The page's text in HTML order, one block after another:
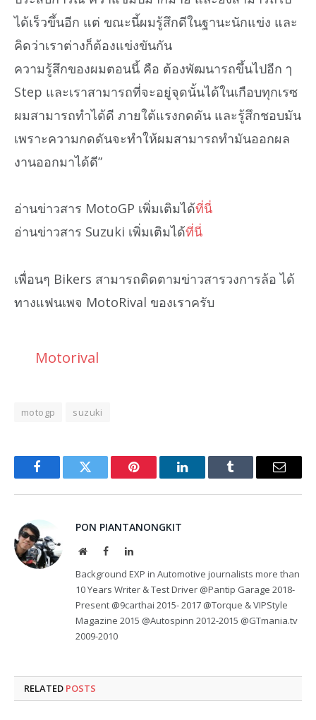
ได้เร็วขึ้นอีก แต่ ขณะนี้ผมรู้สึกดีในฐานะนักแข่ง และ
คิดว่าเราต่างก็ต้องแข่งขันกัน
ความรู้สึกของผมตอนนี้ คือ ต้องพัฒนารถขึ้นไปอีก ๅ
Step และเราสามารถที่จะอยู่จุดนั้นได้ในเกือบทุกเรซ
ผมสามารถทำได้ดี ภายใต้แรงกดดัน และรู้สึกชอบมัน
เพราะความกดดันจะทำให้ผมสามารถทำมันออกผล
งานออกมาได้ดี”
อ่านข่าวสาร MotoGP เพิ่มเติมได้ที่นี่
อ่านข่าวสาร Suzuki เพิ่มเติมได้ที่นี่
เพื่อนๆ Bikers สามารถติดตามข่าวสารวงการล้อ ได้
ทางแฟนเพจ MotoRival ของเราครับ
Motorival
motogp suzuki
FacebookTwitter Pinterest LinkedInTumblr Email
PON PIANTANONGKIT
WebsiteFacebookLinkedIn
Background EXP in Automotive journalists more than
10 Years Writer & Test Driver @Pantip Garage 2018-
Present @9carthai 2015- 2017 @Torque & VIPStyle
Magazine 2015 @Autospinn 2012-2015 @GTmania.tv
2009-2010
RELATED POSTS